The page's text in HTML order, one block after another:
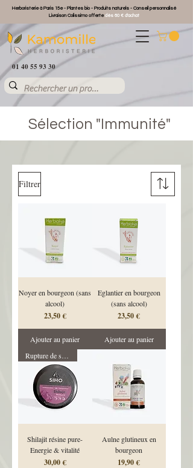
Herboristerie à Paris 15e - Plantes bio - Produits naturels - Conseil personnalisé
Livraison Colissimo offertedès 60 € d'achat
01 40 55 93 30
Sélection "Immunité"
Filtrer
Noyer en bourgeon (sans
alcool)
Prix
23,50 €
Ajouter au panier
Eglantier en bourgeon
(sans alcool)
Prix
23,50 €
Ajouter au panier
Rupture de stock
Shilajit résine pure-
Energie & vitalité
Prix
30,00 €
Aulne glutineux en
bourgeon
Prix
19,90 €